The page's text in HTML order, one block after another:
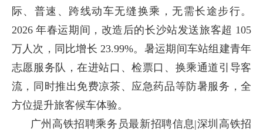
际、普速、跨线动车无缝换乘，无需长途步行。
2026 年春运期间，改造后的长沙站发送旅客超 105
万人次，同比增长 23.99%。暑运期间车站组建青年
志愿服务队，在进站口、检票口、换乘通道引导客
流，同时推出免费凉茶、应急药品等防暑服务，全
方位提升旅客候车体验。
广州高铁招聘乘务员最新招聘信息|深圳高铁招